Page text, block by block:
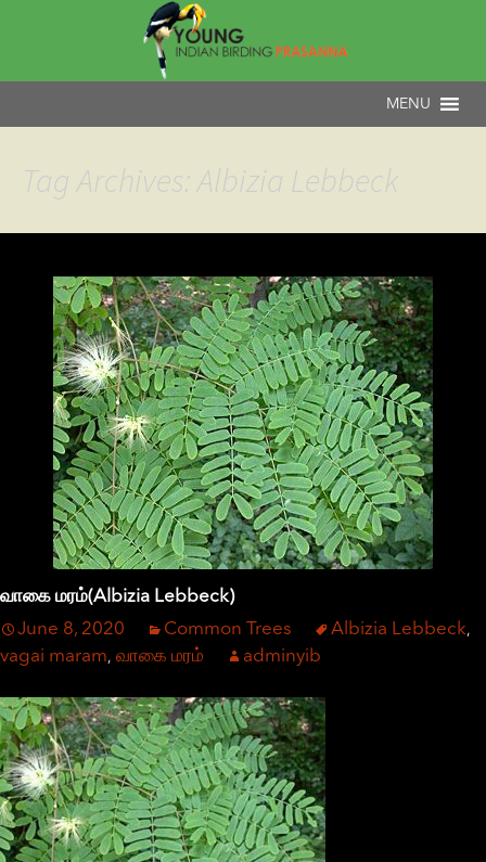
Tag Archives: Albizia Lebbeck
வாகை மரம்(Albizia Lebbeck)
June 8, 2020
Common Trees Albizia Lebbeck,
vagai maram, வாகை மரம் adminyib